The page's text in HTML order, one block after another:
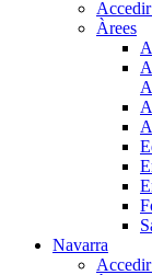
Àrees
Navarra